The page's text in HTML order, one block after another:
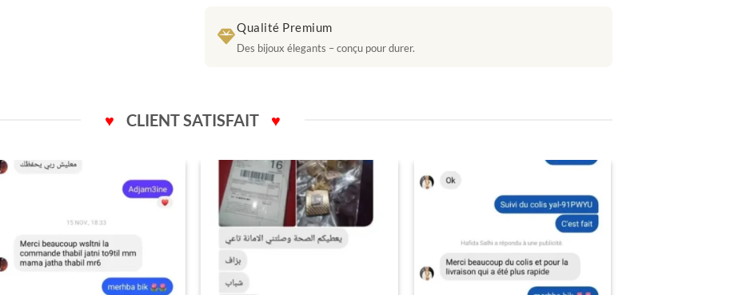
Qualité Premium
Des bijoux élegants – conçu pour durer.
♥ CLIENT SATISFAIT ♥